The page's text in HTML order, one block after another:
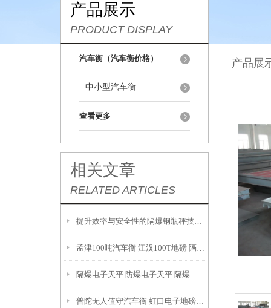
产品展示
PRODUCT DISPLAY
汽车衡（汽车衡价格）
中小型汽车衡
查看更多
相关文章
RELATED ARTICLES
提升效率与安全性的隔爆钢瓶秤技术解析
孟津100吨汽车衡 江汉100T地磅 隔爆油桶秤产品参数：
隔爆电子天平 防爆电子天平 隔爆吊秤 故障维修解决方案：
普陀无人值守汽车衡 虹口电子地磅 月浦地磅 罗泾汽车衡
产品展